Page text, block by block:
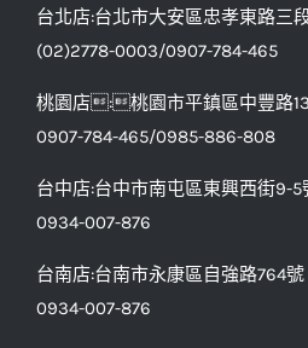
台北店:台北市大安區忠孝東路三
(02)2778-0003/0907-784-465
桃園店:桃園市平鎮區中豐路
0907-784-465/0985-886-808
台中店:台中市南屯區東興西街9-5
0934-007-876
台南店:台南市永康區自強路764號
0934-007-876